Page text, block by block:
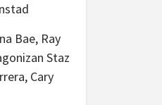
Bae, Ray
Staz
Cary